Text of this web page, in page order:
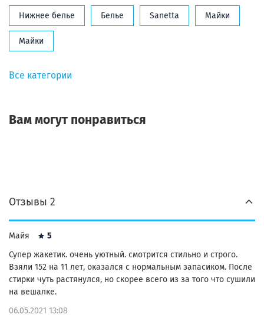
Нижнее белье Белье Sanetta Майки
Майки
Все категории
Вам могут понравиться
Отзывы 2
Майя
5
Супер жакетик. очень уютный. смотрится стильно и строго.
Взяли 152 на 11 лет, оказался с нормальным запасиком. После
стирки чуть растянулся, но скорее всего из за того что сушили
на вешалке.
06.05.2021 13:08